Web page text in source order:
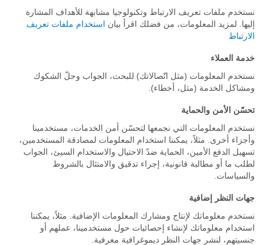
نستخدم ملفات تعريف الارتباط وتكنولوجيا مشابهة للأهداف المشارة
إليها. لمزيد المعلومات، من فضلك اقرأ بيان استخدام ملفات تعريف
الارتباط
خدمة العملاء
نستخدم المعلومات (مثل اتّصالاتك) للبحث، الجواب وحلّ الشكوك
ومشاكل الخدمة (مثل، أخطاء).
تحسّن الأمن والحماية
نستخدم المعلومات التي نجمعها لتحسّن أمن الخدمات، مستخدمينا
وأجزاء أخرى. مثلاً، يمكننا استخدام المعلومات لمصادقة المستخدمين،
تسهيل الدفع الأمين، الحماية ضدّ الاحتيال والاستخدام السيئ، الجواب
لطلب ما أو مطالبة قانونية، إجراء تدقيق والامتثال بالشروط
والسياسات.
جهات النظر إضافية
نستخدم معلوماتك لإنتاج ومشارك المعلومات الإضافية. مثلاً، يمكننا
استخدام معلوماتك لإنشاء إحصائيات حول مستخدمينا، عملهم أو
جنسيتهم، لنشر جهات النظر ديموغرافية معرفية.